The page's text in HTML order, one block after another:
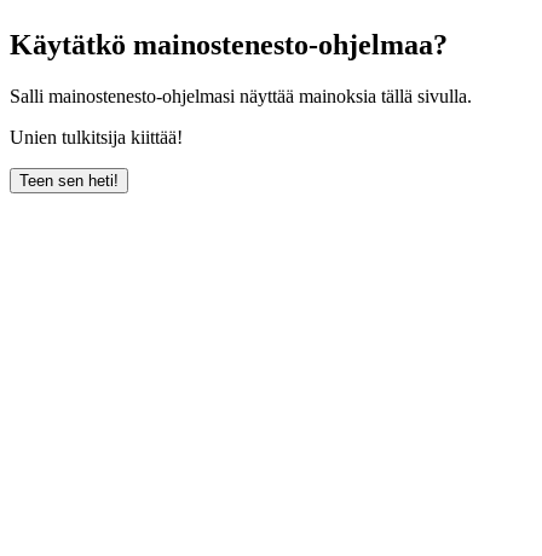
Käytätkö mainostenesto-ohjelmaa?
Salli mainostenesto-ohjelmasi näyttää mainoksia tällä sivulla.
Unien tulkitsija kiittää!
Teen sen heti!